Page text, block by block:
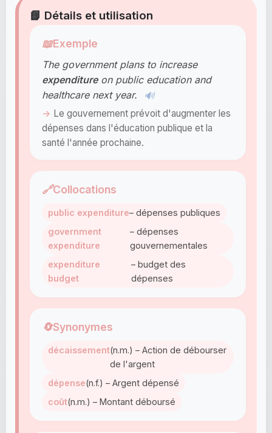
📘 Détails et utilisation
📖Exemple
The government plans to increase
expenditureon public education and
healthcare next year.
🔊
Le gouvernement prévoit d'augmenter les
dépenses dans l'éducation publique et la
santé l'année prochaine.
🔗Collocations
public expenditure– dépenses publiques
government
expenditure
– dépenses
gouvernementales
expenditure
budget
– budget des
dépenses
🔄Synonymes
décaissement(n.m.) – Action de débourser
de l'argent
dépense(n.f.) – Argent dépensé
coût(n.m.) – Montant déboursé